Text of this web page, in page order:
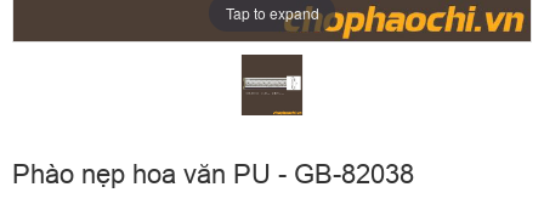
Tap to expand
Phào nẹp hoa văn PU - GB-82038